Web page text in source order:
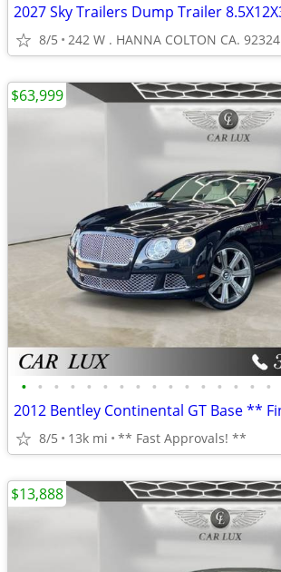
8/5 242 W . HANNA COLTON CA. 92324
• • • • • • • • • • • • • • • •
8/5 13k mi ** Fast Approvals! **
$63,999
$13,888